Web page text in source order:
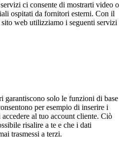
ci consente di mostrarti video o
ospitati da fornitori esterni. Con il
sito web utilizziamo i seguenti servizi
garantiscono solo le funzioni di base
per esempio di inserire i
al tuo account cliente. Ciò
risalire a te e che i dati
trasmessi a terzi.